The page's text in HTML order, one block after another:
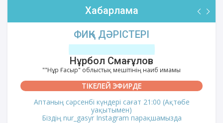
Хабарлама
ФИҚҺ ДӘРІСТЕРІ
Нұрбол Смағұлов
""Нұр Ғасыр" облыстық мешітінің наиб имамы
ТІКЕЛЕЙ ЭФИРДЕ
Аптаның сәрсенбі күндері сағат 21:00 (Ақтөбе
уақытымен)
Біздің nur_gasyr Instagram парақшамызда